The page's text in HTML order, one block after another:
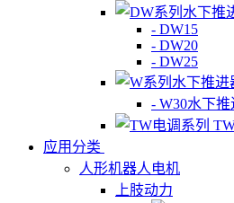
- DW15
- DW20
- DW25
- W30水下推
应用分类
人形机器人电机
上肢动力